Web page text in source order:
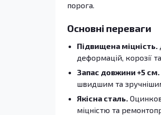
порога.
Основні переваги
Підвищена міцність.
деформацій, корозії
Запас довжини +5 см.
швидшим та
Якісна сталь.
міцністю та